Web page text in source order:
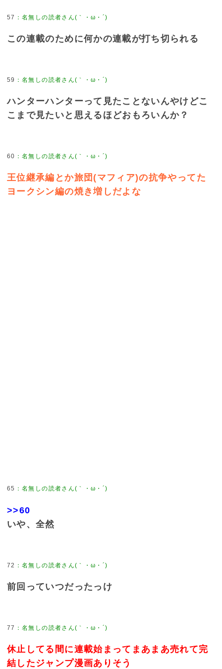
57 ：名無しの読者さん(｀・ω・´)
この連載のために何かの連載が打ち切られる
59 ：名無しの読者さん(｀・ω・´)
ハンターハンターって見たことないんやけどこ
こまで見たいと思えるほどおもろいんか？
60 ：名無しの読者さん(｀・ω・´)
王位継承編とか旅団(マフィア)の抗争やってた
ヨークシン編の焼き増しだよな
65 ：名無しの読者さん(｀・ω・´)
>>60
いや、全然
72 ：名無しの読者さん(｀・ω・´)
前回っていつだったっけ
77 ：名無しの読者さん(｀・ω・´)
休止してる間に連載始まってまあまあ売れて完
結したジャンプ漫画ありそう